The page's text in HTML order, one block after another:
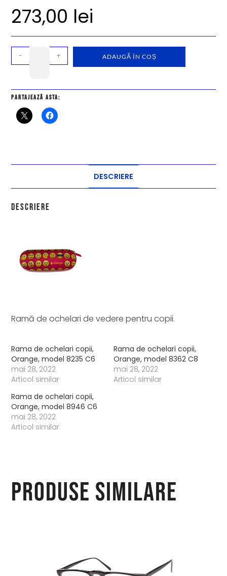
273,00 lei
- + ADAUGĂ ÎN COȘ
Partajează asta:
DESCRIERE
Descriere
Ramă de ochelari de vedere pentru copii.
Rama de ochelari copii,
Orange, model 8235 C6
mai 28, 2022
Articol similar
Rama de ochelari copii,
Orange, model 8362 C8
mai 28, 2022
Articol similar
Rama de ochelari copii,
Orange, model 8946 C6
mai 28, 2022
Articol similar
Produse similare